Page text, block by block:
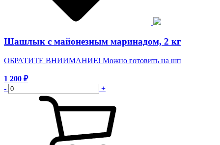
Шашлык с майонезным маринадом, 2 кг
ОБРАТИТЕ ВНИИМАНИЕ! Можно готовить на шп
1 200 ₽
-
+